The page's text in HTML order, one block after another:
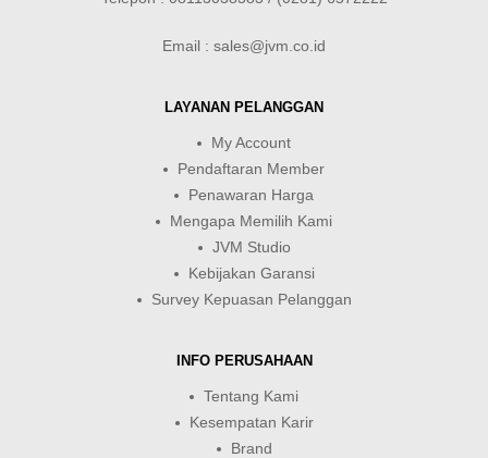
Email : sales@jvm.co.id
LAYANAN PELANGGAN
My Account
Pendaftaran Member
Penawaran Harga
Mengapa Memilih Kami
JVM Studio
Kebijakan Garansi
Survey Kepuasan Pelanggan
INFO PERUSAHAAN
Tentang Kami
Kesempatan Karir
Brand